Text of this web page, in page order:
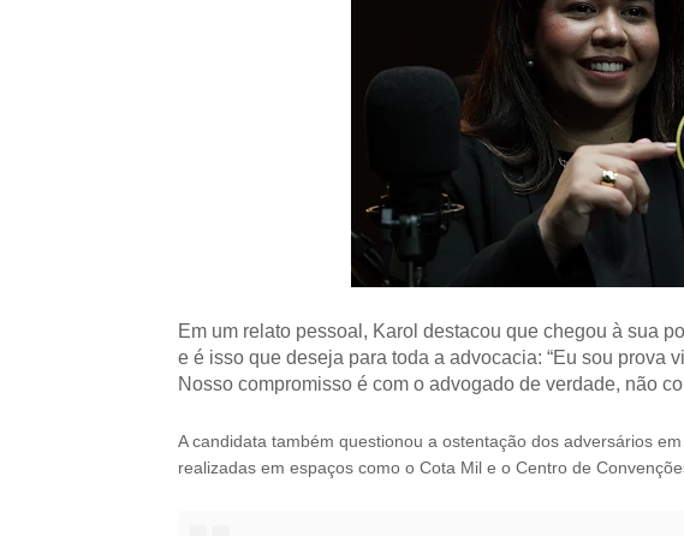
Em um relato pessoal, Karol destacou que chegou à sua
e é isso que deseja para toda a advocacia: “Eu sou prova
Nosso compromisso é com o advogado de verdade, não
A candidata também questionou a ostentação dos adversários
realizadas em espaços como o Cota Mil e o Centro de